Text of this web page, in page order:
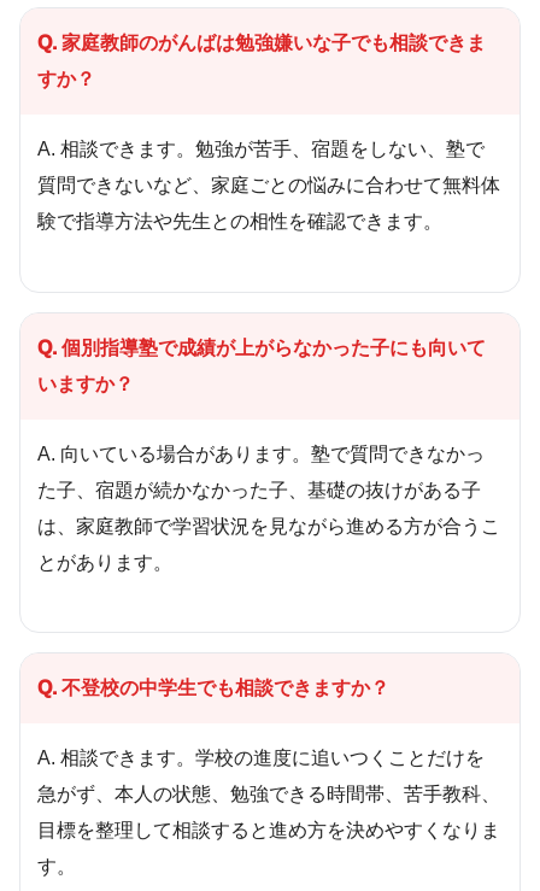
Q. 家庭教師のがんばは勉強嫌いな子でも相談できま
すか？
A. 相談できます。勉強が苦手、宿題をしない、塾で
質問できないなど、家庭ごとの悩みに合わせて無料体
験で指導方法や先生との相性を確認できます。
Q. 個別指導塾で成績が上がらなかった子にも向いて
いますか？
A. 向いている場合があります。塾で質問できなかっ
た子、宿題が続かなかった子、基礎の抜けがある子
は、家庭教師で学習状況を見ながら進める方が合うこ
とがあります。
Q. 不登校の中学生でも相談できますか？
A. 相談できます。学校の進度に追いつくことだけを
急がず、本人の状態、勉強できる時間帯、苦手教科、
目標を整理して相談すると進め方を決めやすくなりま
す。